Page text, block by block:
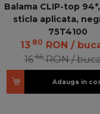
Balama CLIP-top
sticla aplicata,
75T4100
13 80 RON /
1666 RON /
Adauga in